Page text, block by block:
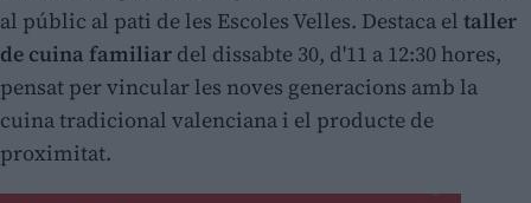
al públic al pati de les Escoles Velles. Destaca el taller
de cuina familiar del dissabte 30, d'11 a 12:30 hores,
pensat per vincular les noves generacions amb la
cuina tradicional valenciana i el producte de
proximitat.